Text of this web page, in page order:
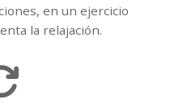
en un ejercicio
la relajación.